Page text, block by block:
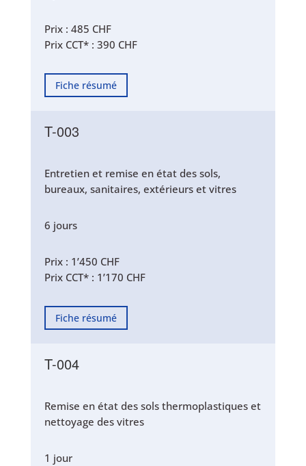
Prix : 485 CHF
Prix CCT* : 390 CHF
Fiche résumé
T-003
Entretien et remise en état des sols,
bureaux, sanitaires, extérieurs et vitres
6 jours
Prix : 1’450 CHF
Prix CCT* : 1’170 CHF
Fiche résumé
T-004
Remise en état des sols thermoplastiques et
nettoyage des vitres
1 jour